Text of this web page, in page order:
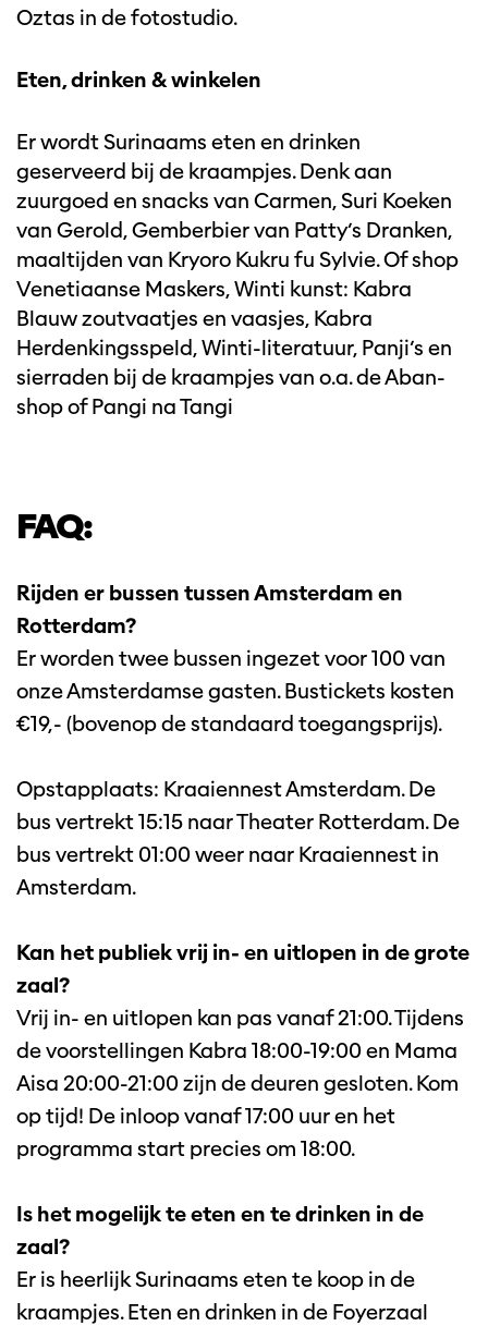
Oztas in de fotostudio.
Eten, drinken & winkelen
Er wordt Surinaams eten en drinken
geserveerd bij de kraampjes. Denk aan
zuurgoed en snacks van Carmen, Suri Koeken
van Gerold, Gemberbier van Patty’s Dranken,
maaltijden van Kryoro Kukru fu Sylvie. Of shop
Venetiaanse Maskers, Winti kunst: Kabra
Blauw zoutvaatjes en vaasjes, Kabra
Herdenkingsspeld, Winti-literatuur, Panji’s en
sierraden bij de kraampjes van o.a. de Aban-
shop of Pangi na Tangi
FAQ:
Rijden er bussen tussen Amsterdam en
Rotterdam?
Er worden twee bussen ingezet voor 100 van
onze Amsterdamse gasten. Bustickets kosten
€19,- (bovenop de standaard toegangsprijs).
Opstapplaats: Kraaiennest Amsterdam. De
bus vertrekt 15:15 naar Theater Rotterdam. De
bus vertrekt 01:00 weer naar Kraaiennest in
Amsterdam.
Kan het publiek vrij in- en uitlopen in de grote
zaal?
Vrij in- en uitlopen kan pas vanaf 21:00. Tijdens
de voorstellingen Kabra 18:00-19:00 en Mama
Aisa 20:00-21:00 zijn de deuren gesloten. Kom
op tijd! De inloop vanaf 17:00 uur en het
programma start precies om 18:00.
Is het mogelijk te eten en te drinken in de
zaal?
Er is heerlijk Surinaams eten te koop in de
kraampjes. Eten en drinken in de Foyerzaal